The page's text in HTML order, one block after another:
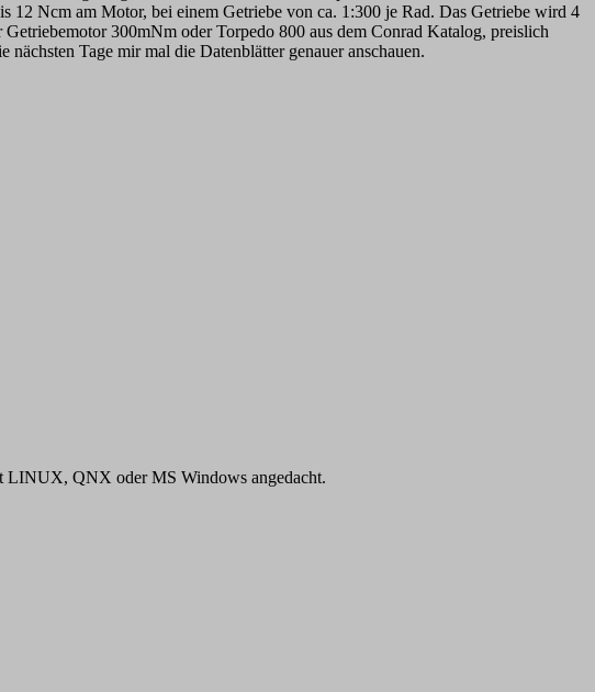
Ncm am Motor, bei einem Getriebe von ca. 1:300 je Rad. Das Getriebe wird 4
300mNm oder Torpedo 800 aus dem Conrad Katalog, preislich
Tage mir mal die Datenblätter genauer anschauen.
LINUX, QNX oder MS Windows angedacht.